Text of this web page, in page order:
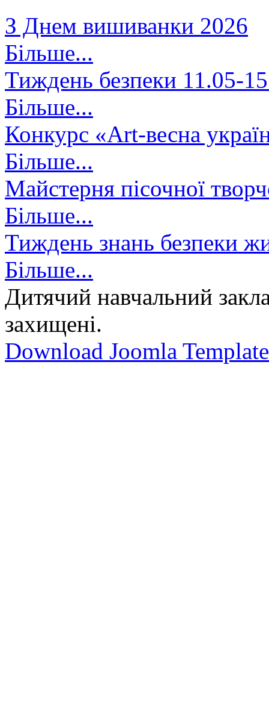
З Днем вишиванки 2026
Більше...
Тиждень безпеки 11.05-
Більше...
Конкурс «Art-весна
Більше...
Майстерня пісочної
Більше...
Тиждень знань безпеки
Більше...
Дитячий навчальний
захищені.
Download Joomla